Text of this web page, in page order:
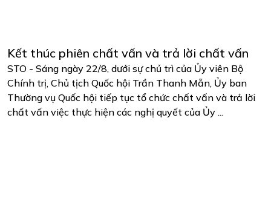
Kết thúc phiên chất vấn và trả lời chất vấn
STO - Sáng ngày 22/8, dưới sự chủ trì của Ủy viên Bộ
Chính trị, Chủ tịch Quốc hội Trần Thanh Mẫn, Ủy ban
Thường vụ Quốc hội tiếp tục tổ chức chất vấn và trả lời
chất vấn việc thực hiện các nghị quyết của Ủy ...